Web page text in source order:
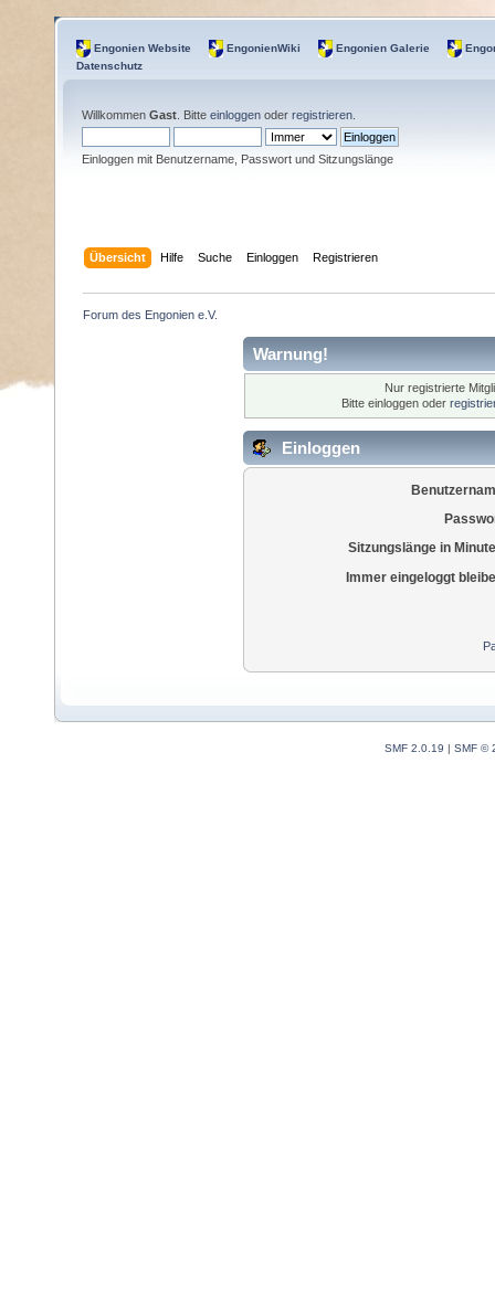
Engonien Website EngonienWiki Engonien Galerie
Datenschutz
Willkommen Gast . Bitte einloggen oder registrieren
Einloggen mit Benutzername, Passwort und Sitzungslänge
Übersicht Hilfe Suche Einloggen Registrieren
Forum des Engonien e.V.
Warnung!
Nur registrierte
Bitte einloggen oder
Einloggen
Sitzungslänge in
Immer eingeloggt
SMF 2.0.19 | SMF ©